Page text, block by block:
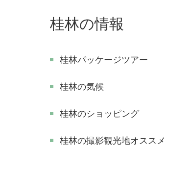
桂林の情報
桂林パッケージツアー
桂林の気候
桂林のショッピング
​桂林の撮影観光地オススメ